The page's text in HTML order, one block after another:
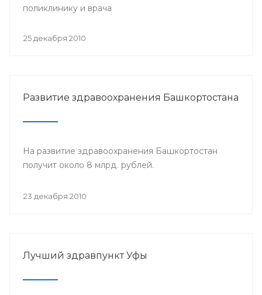
поликлинику и врача
25 декабря 2010
Развитие здравоохранения Башкортостана
На развитие здравоохранения Башкортостан
получит около 8 млрд. рублей.
23 декабря 2010
Лучший здравпункт Уфы